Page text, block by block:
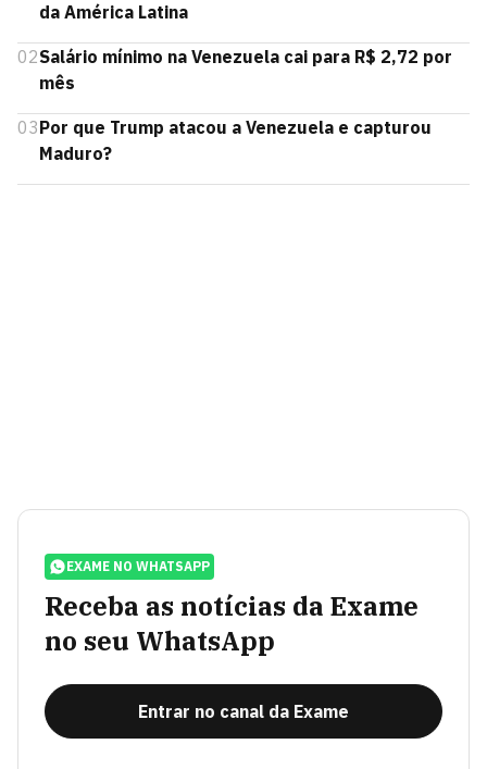
da América Latina
02Salário mínimo na Venezuela cai para R$ 2,72 por
mês
03Por que Trump atacou a Venezuela e capturou
Maduro?
EXAME NO WHATSAPP
Receba as notícias da Exame
no seu WhatsApp
Entrar no canal da Exame